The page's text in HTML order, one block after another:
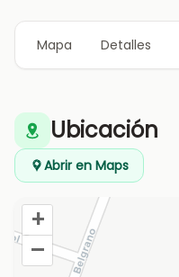
Mapa Detalles
Ubicación
Abrir en Maps
+
–